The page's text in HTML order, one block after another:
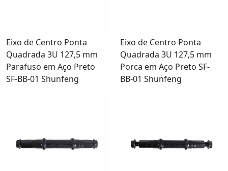
Eixo de Centro Ponta
Quadrada 3U 127,5 mm
Parafuso em Aço Preto
SF-BB-01 Shunfeng
Eixo de Centro Ponta
Quadrada 3U 127,5 mm
Porca em Aço Preto SF-
BB-01 Shunfeng